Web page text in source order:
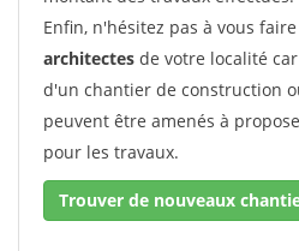
Enfin, n'hésitez pas à vous
architectes de votre localité
d'un chantier de construction
peuvent être amenés à
pour les travaux.
Trouver de nouveaux